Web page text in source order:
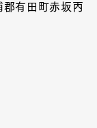
郡有田町赤坂丙